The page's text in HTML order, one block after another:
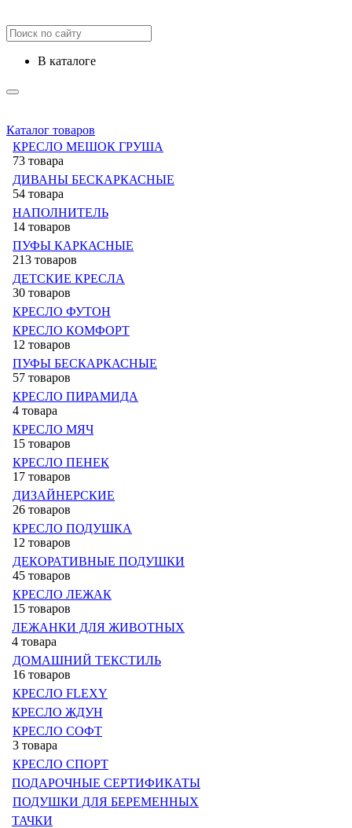
в каталоге
Каталог товаров
КРЕСЛО МЕШОК ГРУША
73 товара
ДИВАНЫ БЕСКАРКАСНЫЕ
54 товара
НАПОЛНИТЕЛЬ
14 товаров
ПУФЫ КАРКАСНЫЕ
213 товаров
ДЕТСКИЕ КРЕСЛА
30 товаров
КРЕСЛО ФУТОН
КРЕСЛО КОМФОРТ
12 товаров
ПУФЫ БЕСКАРКАСНЫЕ
57 товаров
КРЕСЛО ПИРАМИДА
4 товара
КРЕСЛО МЯЧ
15 товаров
КРЕСЛО ПЕНЕК
17 товаров
ДИЗАЙНЕРСКИЕ
26 товаров
КРЕСЛО ПОДУШКА
12 товаров
ДЕКОРАТИВНЫЕ ПОДУШКИ
45 товаров
КРЕСЛО ЛЕЖАК
15 товаров
ЛЕЖАНКИ ДЛЯ ЖИВОТНЫХ
4 товара
ДОМАШНИЙ ТЕКСТИЛЬ
16 товаров
КРЕСЛО FLEXY
КРЕСЛО ЖДУН
КРЕСЛО СОФТ
3 товара
КРЕСЛО СПОРТ
ПОДАРОЧНЫЕ СЕРТИФИКАТЫ
ПОДУШКИ ДЛЯ БЕРЕМЕННЫХ
ТАЧКИ